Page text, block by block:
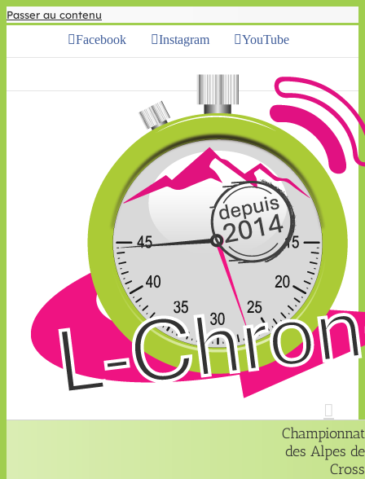
Passer au contenu
Facebook Instagram YouTube
Championnat
des Alpes de
Cross